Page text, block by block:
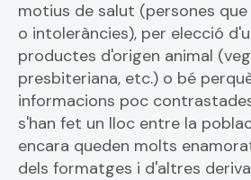
motius de salut (persones que
o intoleràncies), per elecció
productes d'origen animal
presbiteriana, etc.) o bé
informacions poc
s'han fet un lloc entre la
encara queden molts
dels formatges i d'altres